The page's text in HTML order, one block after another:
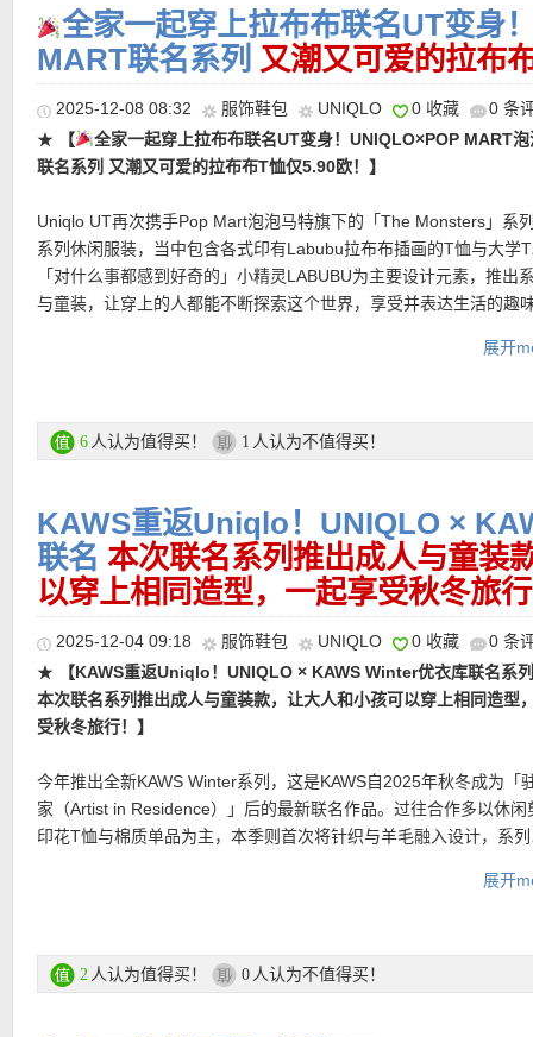
着更安心。
直达链接在此
★【UNIQLO HEATTECH Extra Warm高舒暖秋裤 特价仅14欧！
别秋裤，特别适合德国冬天。亲测好多年不刮丝不破洞不变性，深
能扛！采用品牌经典HEATTECH科技面料，结合吸湿发热与保温锁
在轻薄结构中实现高效保暖。面料能够利用人体自然散发的水汽产
别加入6%羊绒混纺，使整体手感更加柔软细腻，贴肤穿着时呈现出
滑的质感。
直达链接在此
【UNIQLO x NEEDLES 联名摇粒绒外套 特价仅19欧！】
人的貂，轻薄保暖一把好手！采用厚实的长绒抓绒面料，质地轻盈
暖性出色，同时易于打理，适合日常穿着。与NEEDLES合作打造
缀标志性滑动拉链设计，在简约中注入辨识度，兼具功能性与设计
直达链接在此
来自
条，同时兼顾轻盈与舒适感。抽绳开合设计轻松拉合，一手即可操
随放。轻松搭配羽绒服、高领毛衣或牛仔外套，既实用又有都市感
直达链接在此
适边界。新一代高性能填充纤维，中空纤维直径仅为人类头发的约
记卡等
运费： 德国境内每单3.95欧起，满80欧包邮！
热门明星单品推荐
★【Uniqlo JW ANDERSON 联名系列披肩 2色可选，特价仅39欧
冬慵懒造型全靠披肩。以轻盈却具结构感的面料打造，温润亲肤的
背间自然垂落。对比色内衬与精致的装饰明线，为极简廓形注入细
无多余复杂世界让线条更清爽纯粹。扣上前襟纽扣，即可转化为利
直达链接在此
全家一起穿上拉布布联名UT变身
MART联名系列 又潮又可爱的拉布
2025-12-08 08:32 服饰鞋包 UNIQLO 0 收藏
0 条
★
【
全家一起穿上拉布布联名UT变身！UNIQLO×POP MART泡
联名系列 又潮又可爱的拉布布T恤仅5.90欧！】
Uniqlo UT再次携手Pop Mart泡泡马特旗下的「The Monsters」系
系列休闲服装，当中包含各式印有Labubu拉布布插画的T恤与大学
「对什么事都感到好奇的」小精灵LABUBU为主要设计元素，推出
与童装，让穿上的人都能不断探索这个世界，享受并表达生活的趣
支付方式：信用卡(Visa / MasterCard / American Express 等)、
记卡等
运费：德国境内每单3.95欧起，满80欧包邮！
热门单品推荐
★【Uniqlo 泡泡玛特联名UT印花T恤 特价仅7.90欧！】作为这次
觉，泡泡玛特以 Labubu 家族作为主角，透过大面积的涂鸦，展现
觉氛围。素面的白色短袖上衣，印上「The Monsterland」字体，
直达链接在此
展开
6 人认为值得买！ 1 人认为不值得买！
KAWS重返Uniqlo！UNIQLO ×
联名 本次联名系列推出成人与童装
以穿上相同造型，一起享受秋冬旅
2025-12-04 09:18 服饰鞋包 UNIQLO 0 收藏
0 条
★
【KAWS重返Uniqlo！UNIQLO × KAWS Winter优衣库联名系
本次联名系列推出成人与童装款，让大人和小孩可以穿上相同造型
受秋冬旅行！】
今年推出全新KAWS Winter系列，这是KAWS自2025年秋冬成为「
家（Artist in Residence）」后的最新联名作品。过往合作多以休闲
印花T恤与棉质单品为主，本季则首次将针织与羊毛融入设计，系
「XX」符号点缀其中，细致刺绣展现浓厚艺术感，而温暖色调与潮
毛，亲肤实穿，不只保暖更兼具质感。
展开
2 人认为值得买！ 0 人认为不值得买！